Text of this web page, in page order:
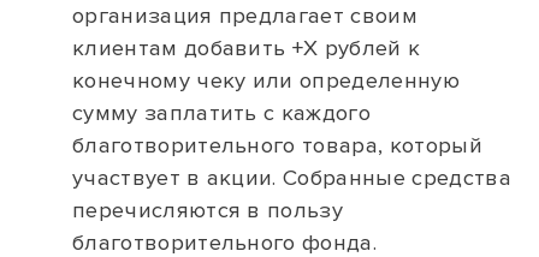
организация предлагает своим
клиентам добавить +Х рублей к
конечному чеку или определенную
сумму заплатить с каждого
благотворительного товара, который
участвует в акции. Собранные средства
перечисляются в пользу
благотворительного фонда.